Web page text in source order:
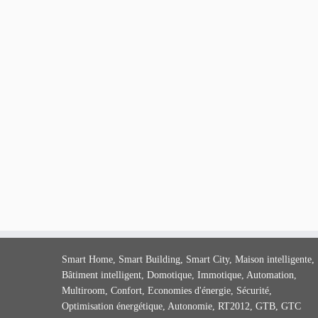
Smart Home, Smart Building, Smart City, Maison intelligente,
Bâtiment intelligent, Domotique, Immotique, Automation,
Multiroom, Confort, Economies d'énergie, Sécurité,
Optimisation énergétique, Autonomie, RT2012, GTB, GTC